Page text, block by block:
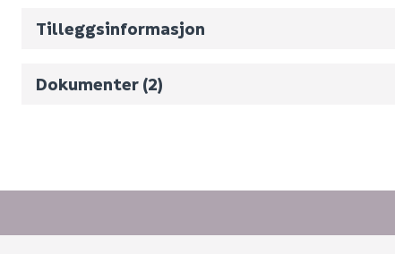
Tilleggsinformasjon
Volum
Dokumenter (2)
6939412070766_ce.pdf